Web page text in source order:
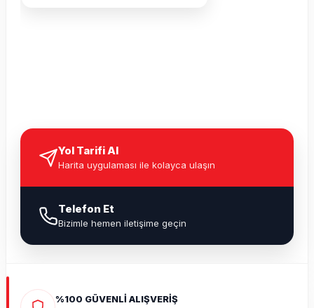
Yol Tarifi Al
Harita uygulaması ile kolayca ulaşın
Telefon Et
Bizimle hemen iletişime geçin
%100 GÜVENLİ ALIŞVERİŞ